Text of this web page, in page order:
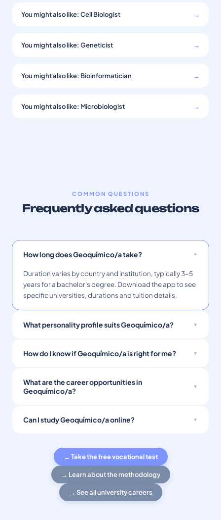
You might also like: Cell Biologist →
You might also like: Geneticist →
You might also like: Bioinformatician →
You might also like: Microbiologist →
COMMON QUESTIONS
Frequently asked questions
How long does Geoquímico/a take?
Duration varies by country and institution, typically 3–5
years for a bachelor's degree. Download the app to see
specific universities, durations and tuition details.
What personality profile suits Geoquímico/a?
How do I know if Geoquímico/a is right for me?
What are the career opportunities in
Geoquímico/a?
Can I study Geoquímico/a online?
→ Take the free vocational test
→ Learn about the methodology
→ See all university careers